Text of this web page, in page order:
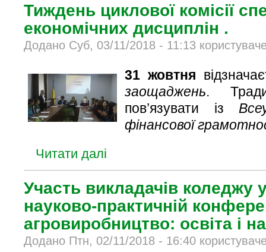
Тиждень циклової комісії
економічних дисциплін .
Додано Суб, 03/11/2018 - 11:13
31 жовтня
заощаджень.
пов’язувати із
фінансової
Читати далі
Участь викладачів коледжу
науково-практичній
агровиробництво: освіта і
Додано Птн, 02/11/2018 - 16:40